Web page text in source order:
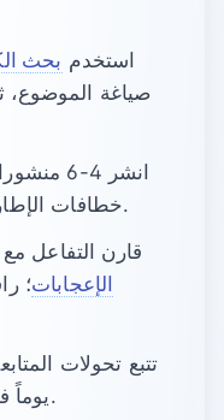
استخدم بحث
صياغة
انشر 4-
خطافات الإطار الأول وتسمية السلاسل.
قارن التفاعل مع
الإعجابات؛
يوماً.